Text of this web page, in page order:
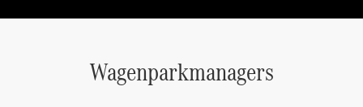
Wagenparkmanagers